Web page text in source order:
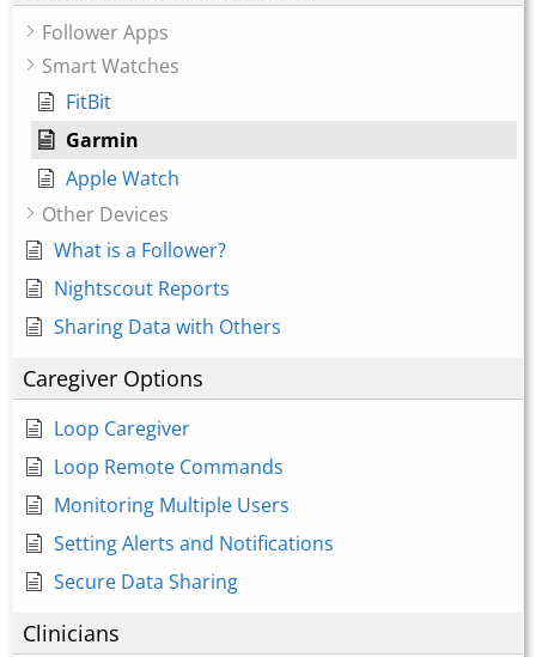
Follower Apps
Smart Watches
FitBit
Garmin
Apple Watch
Other Devices
What is a Follower?
Nightscout Reports
Sharing Data with Others
Caregiver Options
Loop Caregiver
Loop Remote Commands
Monitoring Multiple Users
Setting Alerts and Notifications
Secure Data Sharing
Clinicians